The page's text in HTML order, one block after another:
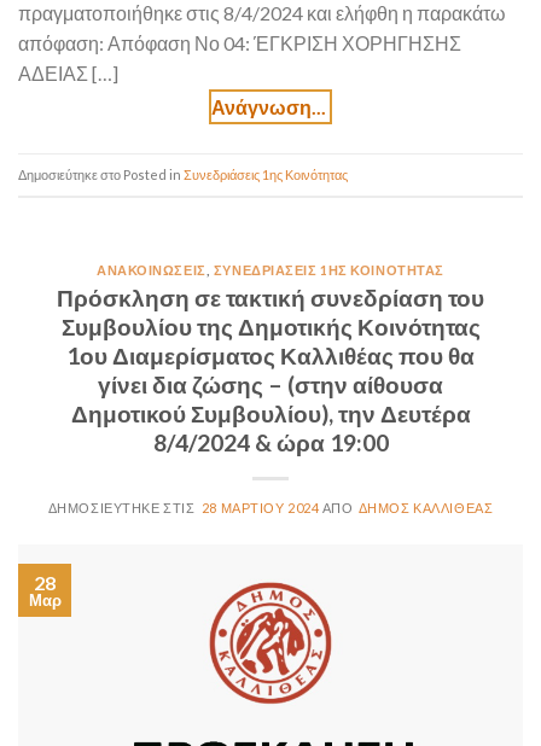
πραγματοποιήθηκε στις 8/4/2024 και ελήφθη η παρακάτω
απόφαση: Απόφαση Νο 04: ΈΓΚΡΙΣΗ ΧΟΡΗΓΗΣΗΣ
ΑΔΕΙΑΣ […]
Posted in Συνεδριάσεις 1ης Κοινότητας
ΑΝΑΚΟΙΝΏΣΕΙΣ ΣΥΝΕΔΡΙΆΣΕΙΣ 1ΗΣ ΚΟΙΝΌΤΗΤΑΣ
Πρόσκληση σε τακτική συνεδρίαση του
Συμβουλίου της Δημοτικής Κοινότητας
1ου Διαμερίσματος Καλλιθέας που θα
γίνει δια ζώσης – (στην αίθουσα
Δημοτικού Συμβουλίου), την Δευτέρα
8/4/2024 & ώρα 19:00
28 ΜΑΡΤΊΟΥ 2024 ΔΉΜΟΣ ΚΑΛΛΙΘΈΑΣ
28
Μαρ